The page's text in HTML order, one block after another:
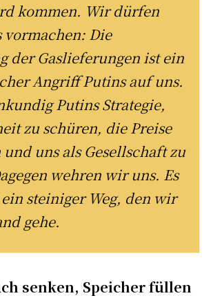
kommen. Wir dürfen
vormachen: Die
der Gaslieferungen ist ein
Angriff Putins auf uns.
Putins Strategie,
zu schüren, die Preise
uns als Gesellschaft zu
wehren wir uns. Es
steiniger Weg, den wir
gehe.
senken, Speicher füllen